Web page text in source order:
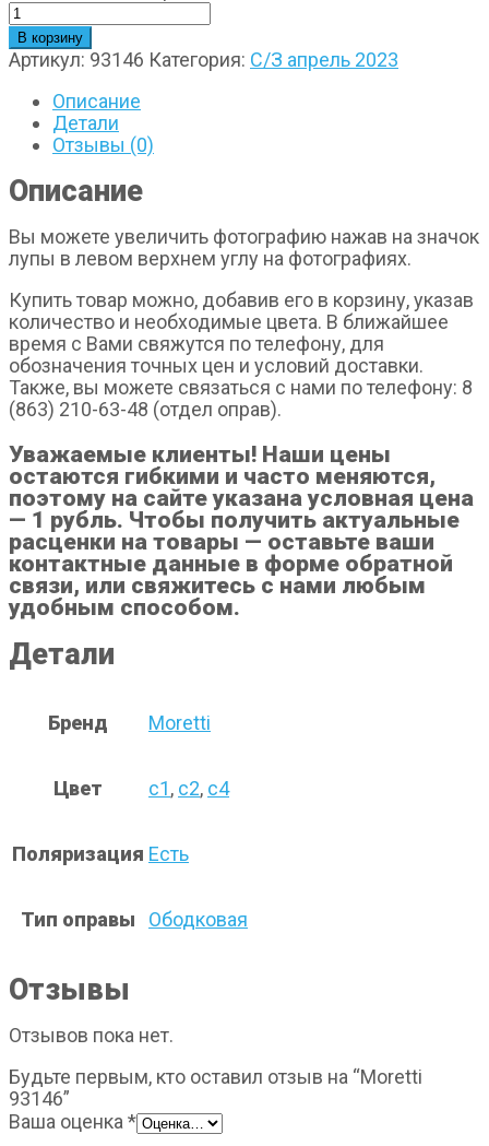
В корзину
Артикул: 93146 Категория: С/З апрель 2023
Описание
Детали
Отзывы (0)
Описание
Вы можете увеличить фотографию нажав на значок
лупы в левом верхнем углу на фотографиях.
Купить товар можно, добавив его в корзину, указав
количество и необходимые цвета. В ближайшее
время с Вами свяжутся по телефону, для
обозначения точных цен и условий доставки.
Также, вы можете связаться с нами по телефону: 8
(863) 210-63-48 (отдел оправ).
Уважаемые клиенты! Наши цены
остаются гибкими и часто меняются,
поэтому на сайте указана условная цена
— 1 рубль. Чтобы получить актуальные
расценки на товары — оставьте ваши
контактные данные в форме обратной
связи, или свяжитесь с нами любым
удобным способом.
Детали
Бренд Moretti
Цвет с1, с2, с4
Поляризация Есть
Тип оправы Ободковая
Отзывы
Отзывов пока нет.
Будьте первым, кто оставил отзыв на “Moretti
93146”
Ваша оценка *